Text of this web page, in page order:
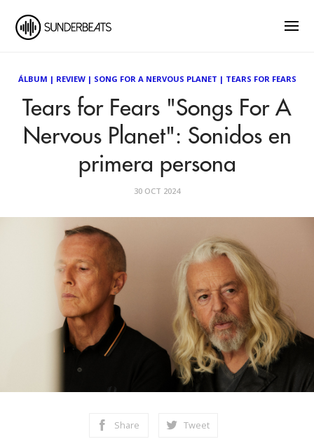
ÁLBUM | REVIEW| SONG FOR A NERVOUS PLANET | TEARS FOR FEARS
Tears for Fears "Songs For A
Nervous Planet": Sonidos en
primera persona
30 OCT 2024
Share Tweet